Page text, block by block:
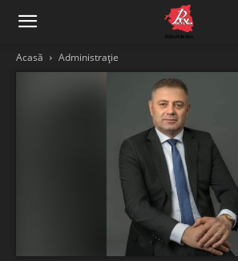
Acasă Administrație